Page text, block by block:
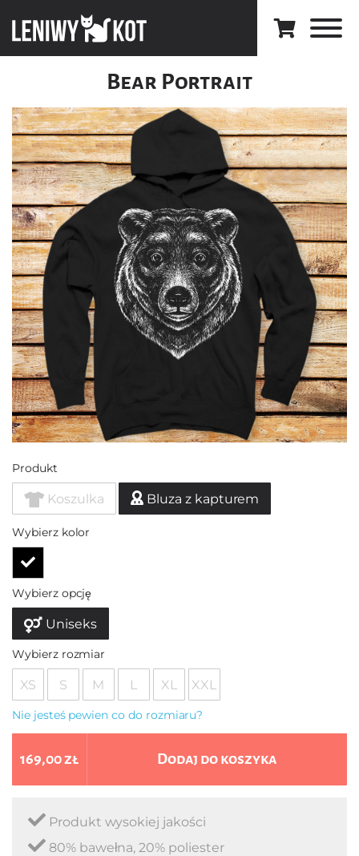
Bear Portrait
Produkt
Koszulka Bluza z kapturem
Wybierz kolor
Wybierz opcję
Uniseks
Wybierz rozmiar
XS S M L XL XXL
Nie jesteś pewien co do rozmiaru?
169,00 zł Dodaj do koszyka
Produkt wysokiej jakości
80% bawełna, 20% poliester